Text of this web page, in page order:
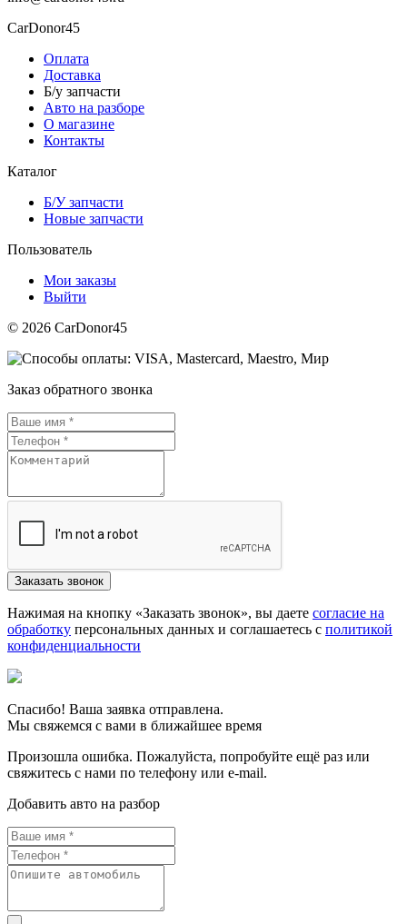
CarDonor45
Оплата
Доставка
Б/у запчасти
Авто на разборе
О магазине
Контакты
Каталог
Б/У запчасти
Новые запчасти
Пользователь
Мои заказы
Выйти
© 2026 CarDonor45
Заказ обратного звонка
Нажимая на кнопку «Заказать звонок», вы даете согласие на
обработку персональных данных и соглашаетесь c политикой
конфиденциальности
Спасибо! Ваша заявка отправлена.
Мы свяжемся с вами в ближайшее время
Произошла ошибка. Пожалуйста, попробуйте ещё раз или
свяжитесь с нами по телефону или e-mail.
Добавить авто на разбор